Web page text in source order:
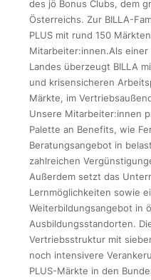
des jö Bonus Clubs, dem
Österreichs. Zur BILLA-
PLUS mit rund 150
Mitarbeiter:innen.Als
Landes überzeugt BILLA
und krisensicheren
Märkte, im
Unsere Mitarbeiter:innen
Palette an Benefits, wie
Beratungsangebot in
zahlreichen
Außerdem setzt das
Lernmöglichkeiten sowie
Weiterbildungsangebot in
Ausbildungsstandorten.
Vertriebsstruktur mit
noch intensivere
PLUS-Märkte in den